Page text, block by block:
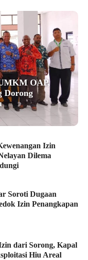
OAP,
Dorong
Izin
Dilema
Soroti Dugaan
Izin Penangkapan
dari Sorong, Kapal
Hiu Areal